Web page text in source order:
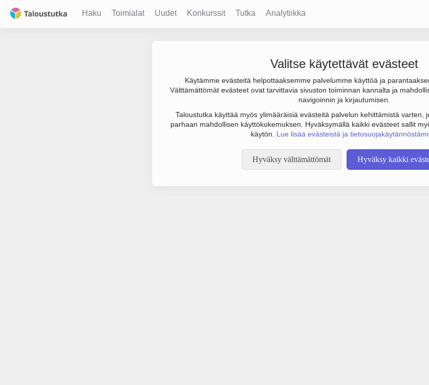
Haku Toimialat Uudet Konkurssit Tutka Analytiikka
Valitse käytettävät evästeet
Käytämme evästeitä helpottaaksemme palvelumme käyttöä ja
Välttämättömät evästeet ovat tarvittavia sivuston toiminnan kannalta ja
navigoinnin ja kirjautumisen.
Taloustutka käyttää myös ylimääräisiä evästeitä palvelun kehittämistä varten,
parhaan mahdollisen käyttökokemuksen. Hyväksymällä kaikki evästeet sallit
käytön. Lue lisää evästeistä ja
Hyväksy välttämättömät Hyväksy kaikki
Joudumme käyttämään botinestovarmennusta sivustollamme. Suoritathan